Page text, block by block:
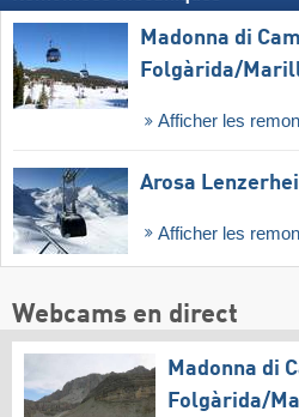
Madonna di
Folgàrida/​
Afficher les
Arosa
Afficher les
Webcams en direct
Madonna di
Folgàrida/​